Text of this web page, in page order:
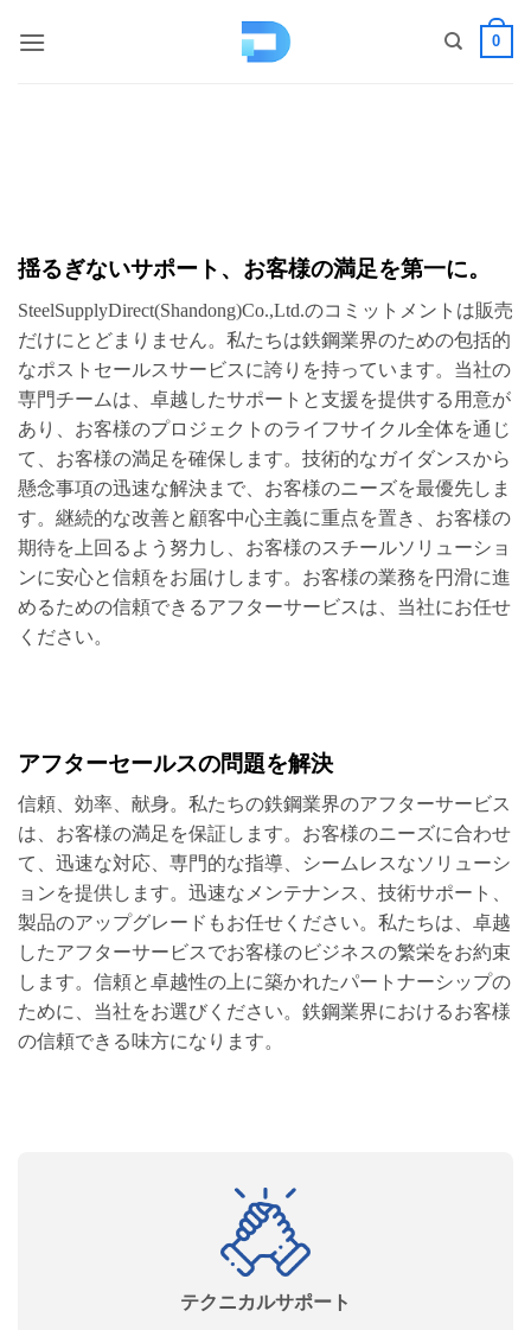
0
揺るぎないサポート、お客様の満足を第一に。
SteelSupplyDirect(Shandong)Co.,Ltd.のコミットメントは販売
だけにとどまりません。私たちは鉄鋼業界のための包括的
なポストセールスサービスに誇りを持っています。当社の
専門チームは、卓越したサポートと支援を提供する用意が
あり、お客様のプロジェクトのライフサイクル全体を通じ
て、お客様の満足を確保します。技術的なガイダンスから
懸念事項の迅速な解決まで、お客様のニーズを最優先しま
す。継続的な改善と顧客中心主義に重点を置き、お客様の
期待を上回るよう努力し、お客様のスチールソリューショ
ンに安心と信頼をお届けします。お客様の業務を円滑に進
めるための信頼できるアフターサービスは、当社にお任せ
ください。
アフターセールスの問題を解決
信頼、効率、献身。私たちの鉄鋼業界のアフターサービス
は、お客様の満足を保証します。お客様のニーズに合わせ
て、迅速な対応、専門的な指導、シームレスなソリューシ
ョンを提供します。迅速なメンテナンス、技術サポート、
製品のアップグレードもお任せください。私たちは、卓越
したアフターサービスでお客様のビジネスの繁栄をお約束
します。信頼と卓越性の上に築かれたパートナーシップの
ために、当社をお選びください。鉄鋼業界におけるお客様
の信頼できる味方になります。
テクニカルサポート